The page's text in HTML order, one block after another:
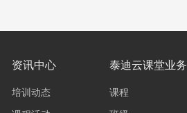
资讯中心
培训动态
泰迪云课堂业务
课程